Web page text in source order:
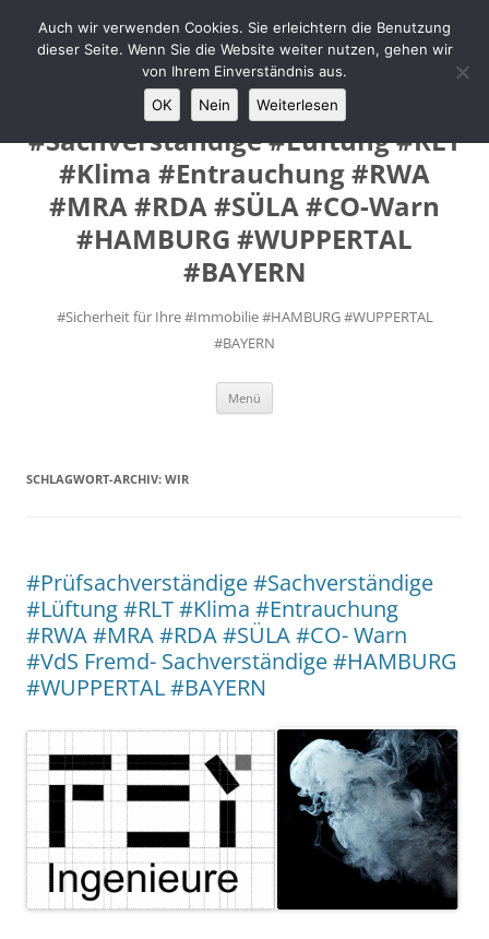
Inhalt
springenMANUEL #FEY INGENIEURE
#Prüfsachverständige #VdS
Fremd- Sachverständige
#Sachverständige #Lüftung #RLT
#Klima #Entrauchung #RWA
#MRA #RDA #SÜLA #CO-Warn
#HAMBURG #WUPPERTAL
#BAYERN
#Sicherheit für Ihre #Immobilie #HAMBURG #WUPPERTAL
#BAYERN
Menü
SCHLAGWORT-ARCHIV: WIR
#Prüfsachverständige #Sachverständige
#Lüftung #RLT #Klima #Entrauchung
#RWA #MRA #RDA #SÜLA #CO- Warn
#VdS Fremd- Sachverständige #HAMBURG
#WUPPERTAL #BAYERN
Auch wir verwenden Cookies. Sie erleichtern die Benutzung
dieser Seite. Wenn Sie die Website weiter nutzen, gehen wir
von Ihrem Einverständnis aus.
OK
Nein Weiterlesen